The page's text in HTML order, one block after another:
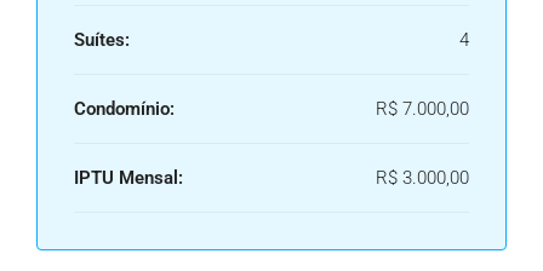
Suítes: 4
Condomínio: R$ 7.000,00
IPTU Mensal: R$ 3.000,00